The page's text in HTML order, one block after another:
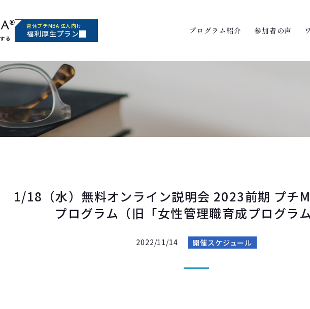
育休プチMBA 法人向け
福利厚生プラン プログラム紹介 参加者の声
1/18（水）無料オンライン説明会 2023前期 プチ
プログラム（旧「女性管理職育成プログラ
2022/11/14 開催スケジュール